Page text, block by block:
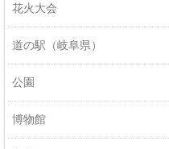
花火大会
道の駅（岐阜県）
公園
博物館